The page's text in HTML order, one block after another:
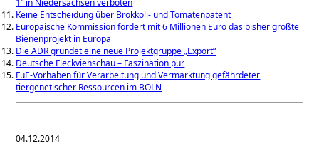
Keine Entscheidung über Brokkoli- und Tomatenpatent
Europäische Kommission fördert mit 6 Millionen Euro das bisher größte
Bienenprojekt in Europa
Die ADR gründet eine neue Projektgruppe „Export“
Deutsche Fleckviehschau – Faszination pur
FuE-Vorhaben für Verarbeitung und Vermarktung gefährdeter
tiergenetischer Ressourcen im BÖLN
04.12.2014